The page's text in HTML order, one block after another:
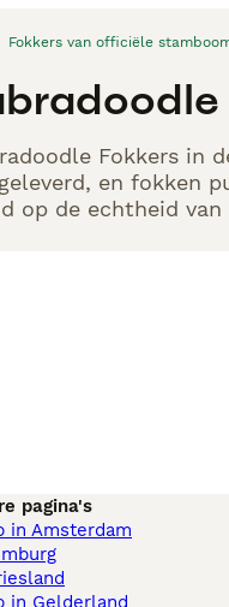
Fokkers van officiële
Fokkers in
en fokken
op de echtheid van
pagina's
in Amsterdam
in Gelderland